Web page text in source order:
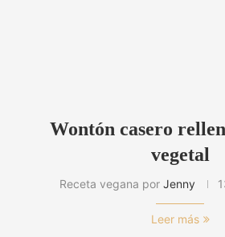
Wontón casero
vegetal
Receta vegana por Jenny
Leer más